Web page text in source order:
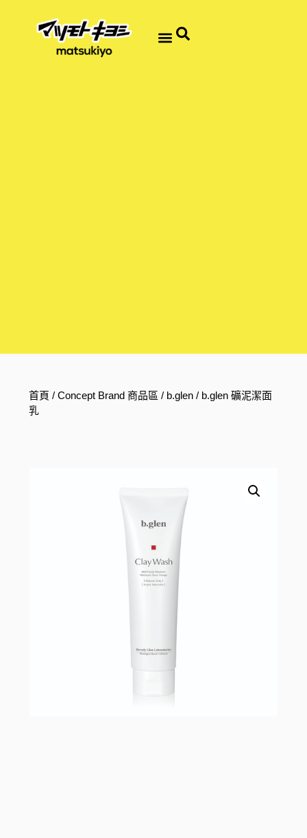
首頁 /Concept Brand 商品區 / b.glen / b.glen 礦泥潔面
乳